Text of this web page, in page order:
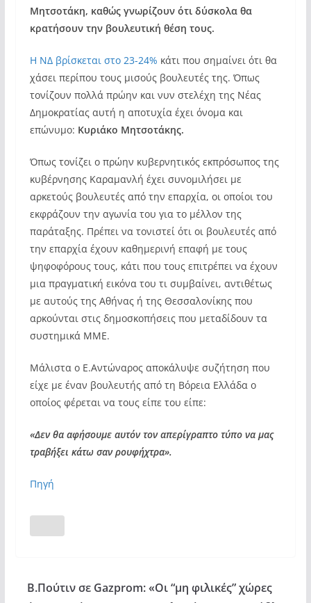
Μητσοτάκη, καθώς γνωρίζουν ότι δύσκολα θα
κρατήσουν την βουλευτική θέση τους.
Η ΝΔ βρίσκεται στο 23-24% κάτι που σημαίνει ότι θα
χάσει περίπου τους μισούς βουλευτές της. Όπως
τονίζουν πολλά πρώην και νυν στελέχη της Νέας
Δημοκρατίας αυτή η αποτυχία έχει όνομα και
επώνυμο: Κυριάκο Μητσοτάκης.
Όπως τονίζει ο πρώην κυβερνητικός εκπρόσωπος της
κυβέρνησης Καραμανλή έχει συνομιλήσει με
αρκετούς βουλευτές από την επαρχία, οι οποίοι του
εκφράζουν την αγωνία του για το μέλλον της
παράταξης. Πρέπει να τονιστεί ότι οι βουλευτές από
την επαρχία έχουν καθημερινή επαφή με τους
ψηφοφόρους τους, κάτι που τους επιτρέπει να έχουν
μια πραγματική εικόνα του τι συμβαίνει, αντιθέτως
με αυτούς της Αθήνας ή της Θεσσαλονίκης που
αρκούνται στις δημοσκοπήσεις που μεταδίδουν τα
συστημικά ΜΜΕ.
Μάλιστα ο Ε.Αντώναρος αποκάλυψε συζήτηση που
είχε με έναν βουλευτής από τη Βόρεια Ελλάδα ο
οποίος φέρεται να τους είπε του είπε:
«Δεν θα αφήσουμε αυτόν τον απερίγραπτο τύπο να μας
τραβήξει κάτω σαν ρουφήχτρα».
Πηγή
Β.Πούτιν σε Gazprom: «Οι “μη φιλικές” χώρες